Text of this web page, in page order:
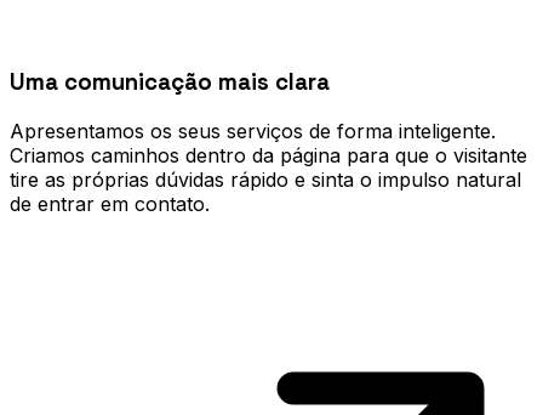
Uma comunicação mais clara
Apresentamos os seus serviços de forma inteligente.
Criamos caminhos dentro da página para que o visitante
tire as próprias dúvidas rápido e sinta o impulso natural
de entrar em contato.